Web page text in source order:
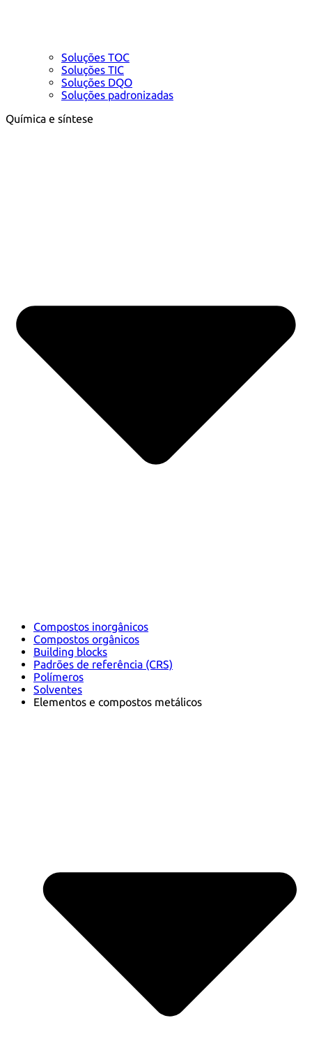
Soluções TOC
Soluções TIC
Soluções DQO
Soluções padronizadas
Química e síntese
Compostos inorgânicos
Compostos orgânicos
Building blocks
Padrões de referência (CRS)
Polímeros
Solventes
Elementos e compostos metálicos